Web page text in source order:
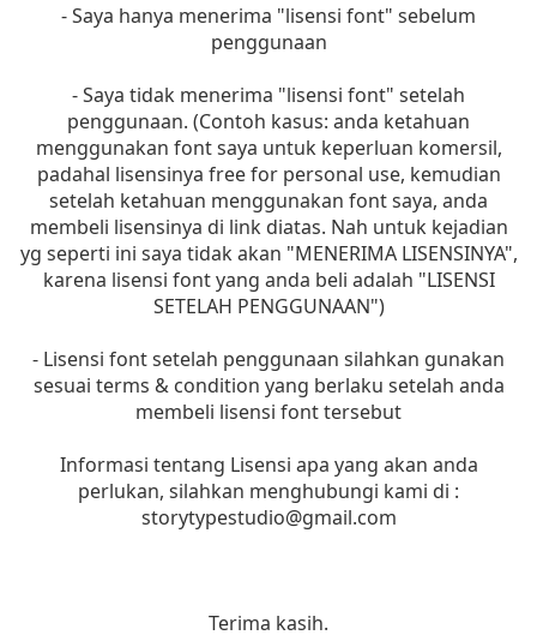
- Saya hanya menerima "lisensi font" sebelum
penggunaan
- Saya tidak menerima "lisensi font" setelah
penggunaan. (Contoh kasus: anda ketahuan
menggunakan font saya untuk keperluan komersil,
padahal lisensinya free for personal use, kemudian
setelah ketahuan menggunakan font saya, anda
membeli lisensinya di link diatas. Nah untuk kejadian
yg seperti ini saya tidak akan "MENERIMA LISENSINYA",
karena lisensi font yang anda beli adalah "LISENSI
SETELAH PENGGUNAAN")
- Lisensi font setelah penggunaan silahkan gunakan
sesuai terms & condition yang berlaku setelah anda
membeli lisensi font tersebut
Informasi tentang Lisensi apa yang akan anda
perlukan, silahkan menghubungi kami di :
storytypestudio@gmail.com
Terima kasih.